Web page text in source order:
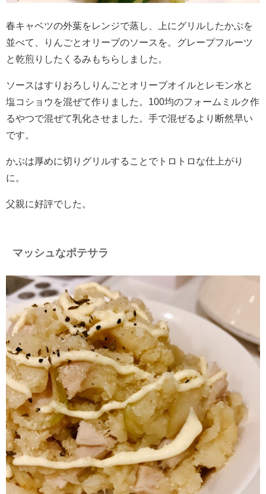
春キャベツの外葉をレンジで蒸し、上にグリルしたかぶを
並べて、りんごとオリーブのソースを。グレープフルーツ
と乾煎りしたくるみもちらしました。
ソースはすりおろしりんごとオリーブオイルとレモン水と
塩コショウを混ぜて作りました。100均のフォームミルク作
るやつで混ぜて乳化させました。手で混ぜるより断然早い
です。
かぶは厚めに切りグリルすることでトロトロな仕上がり
に。
父親に好評でした。
マッシュなポテサラ